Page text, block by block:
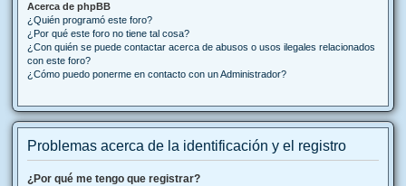
Acerca de phpBB
¿Quién programó este foro?
¿Por qué este foro no tiene tal cosa?
¿Con quién se puede contactar acerca de abusos o usos ilegales relacionados
con este foro?
¿Cómo puedo ponerme en contacto con un Administrador?
Problemas acerca de la identificación y el registro
¿Por qué me tengo que registrar?